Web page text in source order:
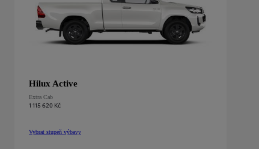
Hilux Active
Extra Cab
1 115 620 Kč
HiluxActive Extra Cab
Vybrat stupeň výbavy